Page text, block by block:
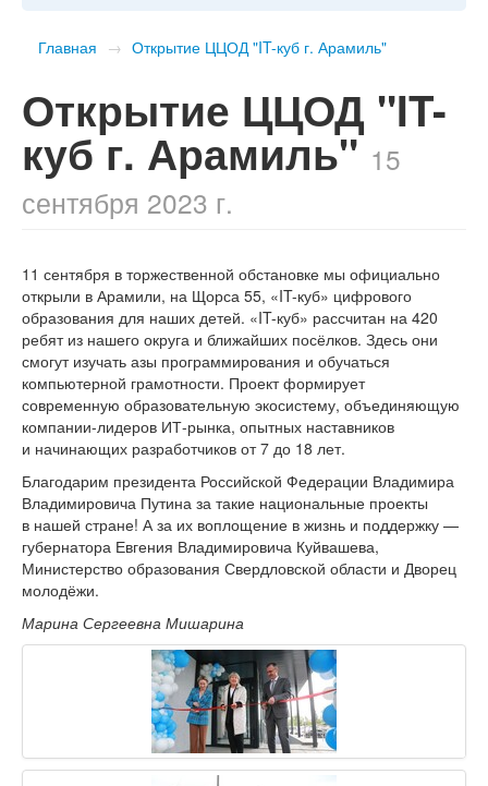
Главная → Открытие ЦЦОД "IT-куб г. Арамиль"
Открытие ЦЦОД "IT-
куб г. Арамиль" 15
сентября 2023 г.
11 сентября в торжественной обстановке мы официально
открыли в Арамили, на Щорса 55, «IT-куб» цифрового
образования для наших детей. «IT-куб» рассчитан на 420
ребят из нашего округа и ближайших посёлков. Здесь они
смогут изучать азы программирования и обучаться
компьютерной грамотности. Проект формирует
современную образовательную экосистему, объединяющую
компании-лидеров ИТ-рынка, опытных наставников
и начинающих разработчиков от 7 до 18 лет.
Благодарим президента Российской Федерации Владимира
Владимировича Путина за такие национальные проекты
в нашей стране! А за их воплощение в жизнь и поддержку —
губернатора Евгения Владимировича Куйвашева,
Министерство образования Свердловской области и Дворец
молодёжи.
Марина Сергеевна Мишарина